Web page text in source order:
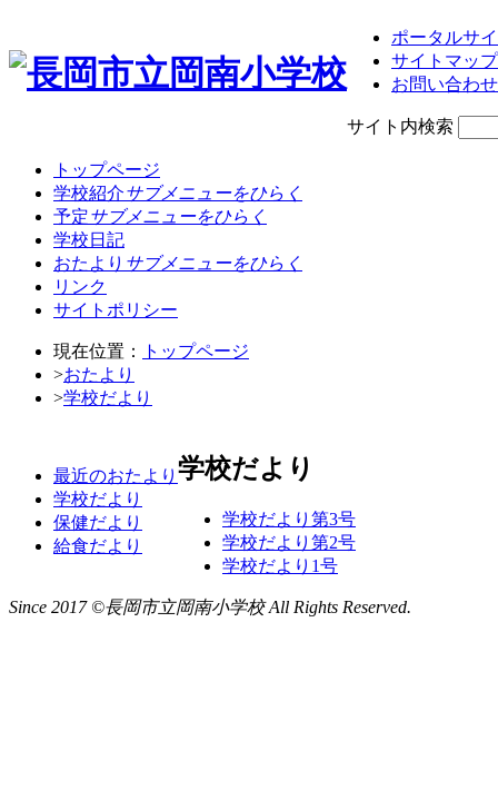
ポータルサ
サイトマップ
お問い合わせ
サイト内検索
トップページ
学校紹介サブメニューをひらく
予定サブメニューをひらく
学校日記
おたより サブメニューをひらく
リンク
サイトポリシー
現在位置：
トップページ
>おたより
>学校だより
最近のおたより
学校だより
保健だより
給食だより
学校だより
学校だより第3号
学校だより第2号
学校だより1号
Since 2017 ©長岡市立岡南小学校 All Rights Reserved.